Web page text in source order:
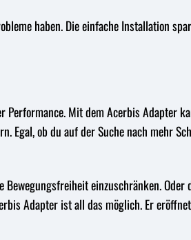
haben. Die einfache Installation
Performance. Mit dem Acerbis Adapter
Egal, ob du auf der Suche nach mehr
einzuschränken. Oder
Adapter ist all das möglich. Er